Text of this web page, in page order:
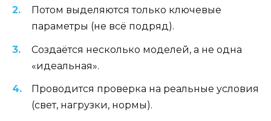
Потом выделяются только ключевые
параметры (не всё подряд).
Создаётся несколько моделей, а не одна
«идеальная».
Проводится проверка на реальные условия
(свет, нагрузки, нормы).